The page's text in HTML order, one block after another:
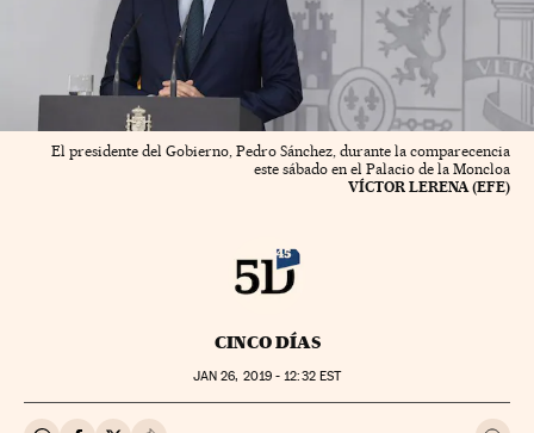
El presidente del Gobierno, Pedro Sánchez, durante la comparecencia
este sábado en el Palacio de la Moncloa
VÍCTOR LERENA (EFE)
CINCO DÍAS
JAN 26, 2019 - 12:32EST